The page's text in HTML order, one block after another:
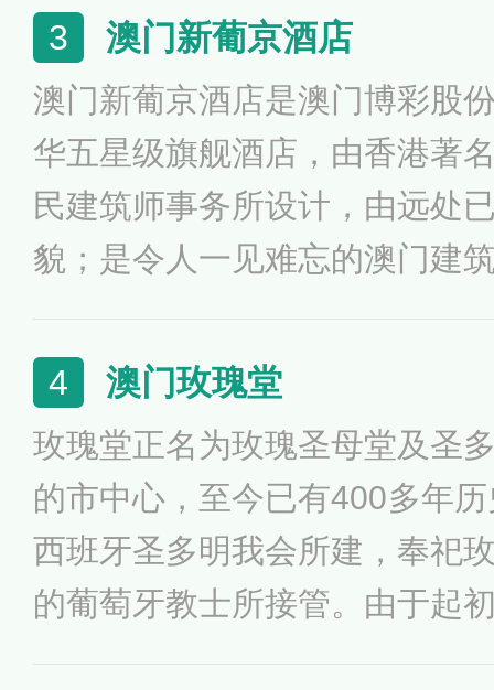
建筑的风格而成，体现出东
细，巍峨壮观。由三至五层构
是牌坊顶端高耸的十字架，还
和被天使、鲜花环绕的圣母塑
教气氛，给人以美的享受。
生，堪称“立体的圣经”。
3 澳门新葡京酒店
澳门新葡京酒店是澳门博彩股
华五星级旗舰酒店，由香港著
民建筑师事务所设计，由远处
貌；是令人一见难忘的澳门建
背靠澳门葡文学校，上阔下窄
52层，提供420间客房，会所
店、宴会厅、酒店大堂等。
4 澳门玫瑰堂
玫瑰堂正名为玫瑰圣母堂及圣
的市中心，至今已有400多年
西班牙圣多明我会所建，奉祀
的葡萄牙教士所接管。由于起